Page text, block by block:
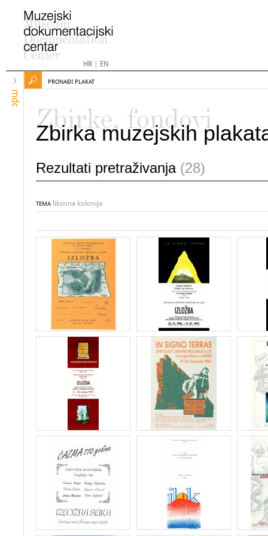
HR| EN
mdc
PRONAĐI PLAKAT
Zbirke, fondovi
Zbirka muzejskih
Rezultati pretraživanja (28)
TEMA likovna kolonija